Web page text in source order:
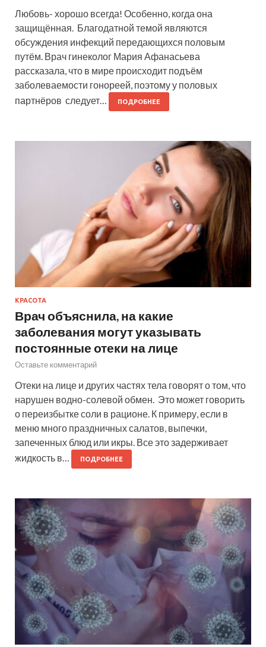
Любовь- хорошо всегда! Особенно, когда она
защищённая. Благодатной темой являются
обсуждения инфекций передающихся половым
путём. Врач гинеколог Мария Афанасьева
рассказала, что в мире происходит подъём
заболеваемости гонореей, поэтому у половых
партнёров следует…
ПОДРОБНЕЕ
КРАСОТА
Врач объяснила, на какие
заболевания могут указывать
постоянные отеки на лице
Оставьте комментарий
Отеки на лице и других частях тела говорят о том, что
нарушен водно-солевой обмен. Это может говорить
о переизбытке соли в рационе. К примеру, если в
меню много праздничных салатов, выпечки,
запеченных блюд или икры. Все это задерживает
жидкость в…
ПОДРОБНЕЕ